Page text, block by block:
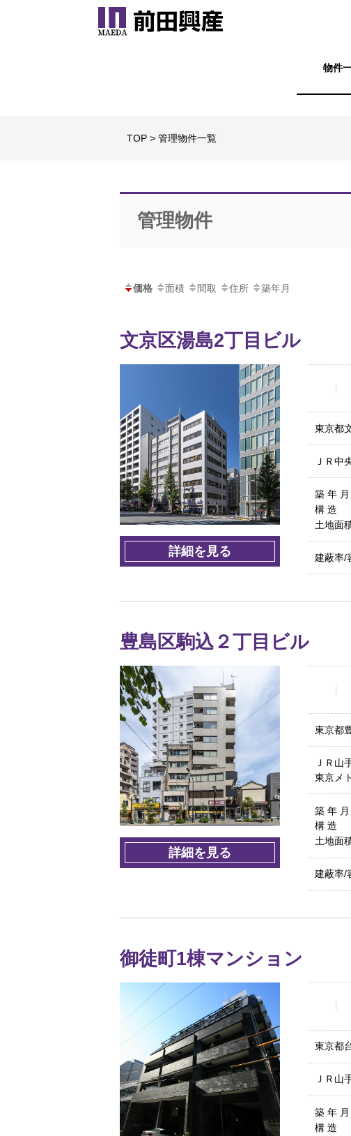
物件
TOP > 管理物件一覧
管理物件
価格 面積 間取 住所 築年月
文京区湯島2丁目ビル
詳細を見る
東京都
ＪＲ中
築 年 月
構 造
土地面
建蔽率/
豊島区駒込２丁目ビル
詳細を見る
東京都
ＪＲ山
東京メ
築 年 月
構 造
土地面
建蔽率/
御徒町1棟マンション
東京都
ＪＲ山
築 年 月
構 造